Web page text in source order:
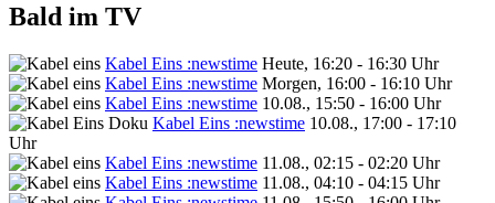
Bald im TV
Kabel Eins :newstime Heute, 16:20 - 16:30 Uhr
Kabel Eins :newstime Morgen, 16:00 - 16:10 Uhr
Kabel Eins :newstime 10.08., 15:50 - 16:00 Uhr
Kabel Eins :newstime 10.08., 17:00 - 17:10
Uhr
Kabel Eins :newstime 11.08., 02:15 - 02:20 Uhr
Kabel Eins :newstime 11.08., 04:10 - 04:15 Uhr